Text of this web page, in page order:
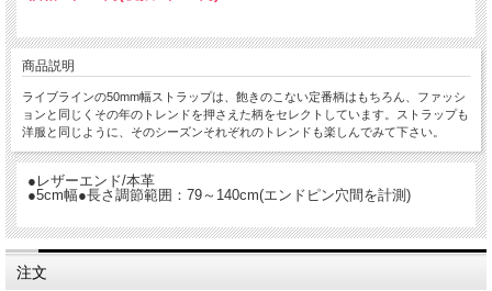
商品説明
ライブラインの50mm幅ストラップは、飽きのこない定番柄はもちろん、ファッシ
ョンと同じくその年のトレンドを押さえた柄をセレクトしています。ストラップも
洋服と同じように、そのシーズンそれぞれのトレンドも楽しんでみて下さい。
●レザーエンド/本革
●5cm幅●長さ調節範囲：79～140cm(エンドピン穴間を計測)
注文